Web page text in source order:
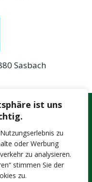
ist uns
zu
oder Werbung
zu analysieren.
stimmen Sie der
zu.
Sasbach
Datenschutz
Kontakt